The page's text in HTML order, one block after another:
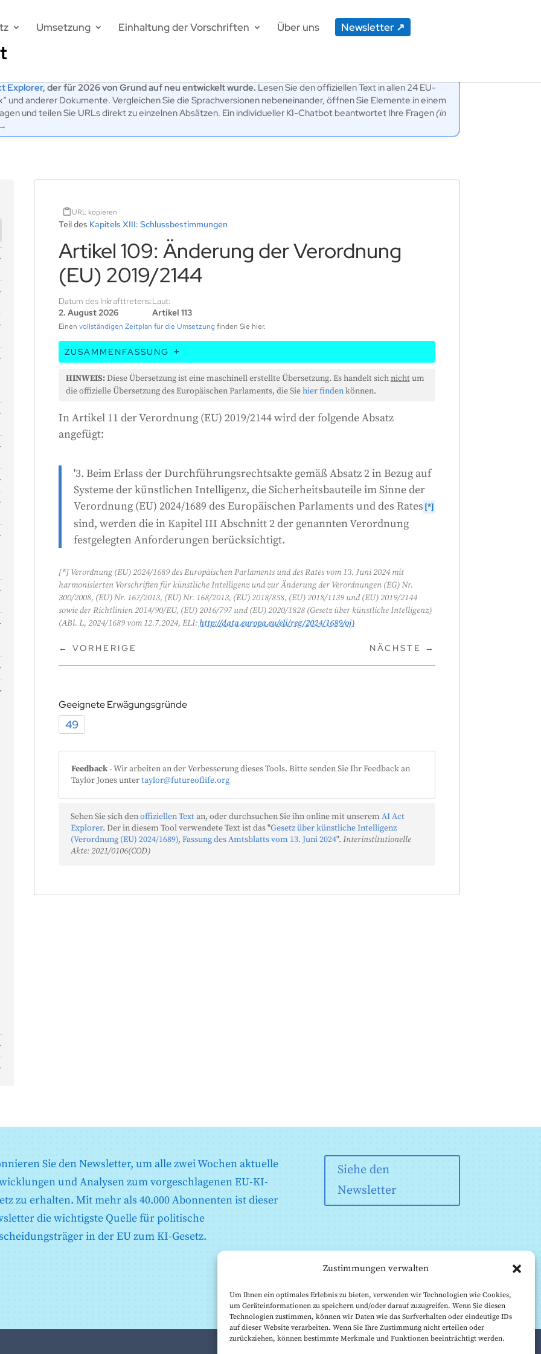
Zustimmungen verwalten
Um Ihnen ein optimales Erlebnis zu bieten, verwenden wir Technologien wie Cookies,
um Geräteinformationen zu speichern und/oder darauf zuzugreifen. Wenn Sie diesen
Technologien zustimmen, können wir Daten wie das Surfverhalten oder eindeutige IDs
auf dieser Website verarbeiten. Wenn Sie Ihre Zustimmung nicht erteilen oder
zurückziehen, können bestimmte Merkmale und Funktionen beeinträchtigt werden.
Umsetzung Einhaltung der Vorschriften Über uns Newsletter
Explorer, der für 2026 von Grund auf neu entwickelt wurde. Lesen Sie den offiziellen Text in allen 24 EU-
und anderer Dokumente. Vergleichen Sie die Sprachversionen nebeneinander, öffnen Sie Elemente in einem
und teilen Sie URLs direkt zu einzelnen Absätzen. Ein individueller KI-Chatbot beantwortet Ihre Fragen(in
URL kopieren
Teil des Kapitels XIII: Schlussbestimmungen
Artikel 109: Änderung der Verordnung
(EU) 2019/2144
Datum des Inkrafttretens:
2. August 2026
Laut:
Artikel 113
Einen vollständigen Zeitplan für die Umsetzung finden Sie hier.
ZUSAMMENFASSUNG
In diesem Artikel geht es um eine Änderung einer Verordnung der
Europäischen Union aus dem Jahr 2019. Sie besagt, dass bei der Festlegung
Sicherheit dienen, die in einem bestimmten Abschnitt einer anderen
Verordnung aufgeführten Anforderungen berücksichtigt werden müssen.
bestimmte Standards erfüllen.
Generiert vonCLaiRK , bearbeitet von uns.
HINWEIS:Diese Übersetzung ist eine maschinell erstellte Übersetzung. Es handelt sichnichtum
die offizielle Übersetzung des Europäischen Parlaments, die Siehier findenkönnen.
In Artikel 11 der Verordnung (EU) 2019/2144 wird der folgende Absatz
angefügt:
'3. Beim Erlass der Durchführungsrechtsakte gemäß Absatz 2 in Bezug auf
Systeme der künstlichen Intelligenz, die Sicherheitsbauteile im Sinne der
Verordnung (EU) 2024/1689 des Europäischen Parlaments und des Rates [*]
sind, werden die in Kapitel III Abschnitt 2 der genannten Verordnung
festgelegten Anforderungen berücksichtigt.
[*] Verordnung (EU) 2024/1689 des Europäischen Parlaments und des Rates vom 13. Juni 2024 mit
harmonisierten Vorschriften für künstliche Intelligenz und zur Änderung der Verordnungen (EG) Nr.
300/2008, (EU) Nr. 167/2013, (EU) Nr. 168/2013, (EU) 2018/858, (EU) 2018/1139 und (EU) 2019/2144
sowie der Richtlinien 2014/90/EU, (EU) 2016/797 und (EU) 2020/1828 (Gesetz über künstliche Intelligenz)
(ABl. L, 2024/1689 vom 12.7.2024, ELI:http://data.europa.eu/eli/reg/2024/1689/oj)
← VORHERIGE NÄCHSTE →
Geeignete Erwägungsgründe
49
Feedback- Wir arbeiten an der Verbesserung dieses Tools. Bitte senden Sie Ihr Feedback an
Taylor Jones untertaylor@futureoflife.org
Sehen Sie sich denoffiziellen Textan, oder durchsuchen Sie ihn online mit unserem AI Act
Explorer. Der in diesem Tool verwendete Text ist das "Gesetz über künstliche Intelligenz
(Verordnung (EU) 2024/1689), Fassung des Amtsblatts vom 13. Juni 2024". Interinstitutionelle
Akte: 2021/0106(COD)
Sie den Newsletter, um alle zwei Wochen aktuelle
und Analysen zum vorgeschlagenen EU-KI-
zu erhalten. Mit mehr als 40.000 Abonnenten ist dieser
die wichtigste Quelle für politische
in der EU zum KI-Gesetz.
Siehe den
Newsletter